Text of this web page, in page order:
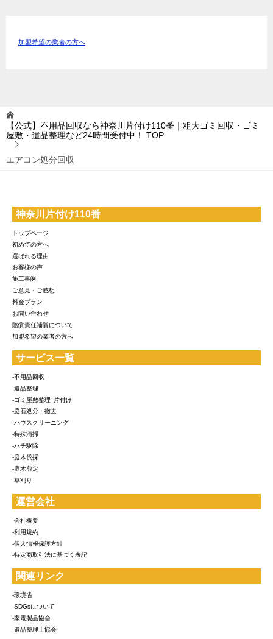
加盟希望の業者の方へ
【公式】不用品回収なら神奈川片付け110番｜粗大ゴミ回収・ゴミ
屋敷・遺品整理など24時間受付中！
TOP
エアコン処分回収
神奈川片付け110番
トップページ
初めての方へ
選ばれる理由
お客様の声
施工事例
ご意見・ご感想
料金プラン
お問い合わせ
賠償責任補償について
加盟希望の業者の方へ
サービス一覧
-不用品回収
-遺品整理
-ゴミ屋敷整理･片付け
-庭石処分・撤去
-ハウスクリーニング
-特殊清掃
-ハチ駆除
-庭木伐採
-庭木剪定
-草刈り
運営会社
-会社概要
-利用規約
-個人情報保護方針
-特定商取引法に基づく表記
関連リンク
-環境省
-SDGsについて
-家電製品協会
-遺品整理士協会